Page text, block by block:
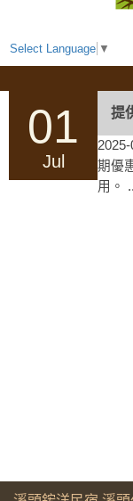
Select Language ▼
01
Jul
提
期優
用。